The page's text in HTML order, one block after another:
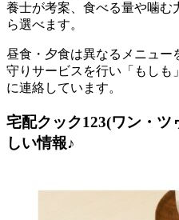
養士が考案、食べる量や噛む
ら選べます。
昼食・夕食は異なるメニュー
守りサービスを行い「もしも
に連絡しています。
宅配クック123(ワン・
しい情報♪